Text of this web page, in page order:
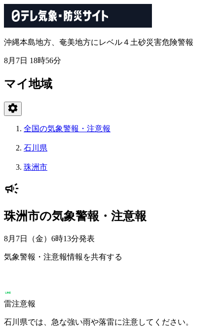
沖縄本島地方、奄美地方にレベル４土砂災害危険警報
8月7日 18時56分
マイ地域
全国の気象警報・注意報
石川県
珠洲市
珠洲市の気象警報・注意報
8月7日（金）6時13分発表
気象警報・注意報情報を共有する
雷注意報
石川県では、急な強い雨や落雷に注意してください。